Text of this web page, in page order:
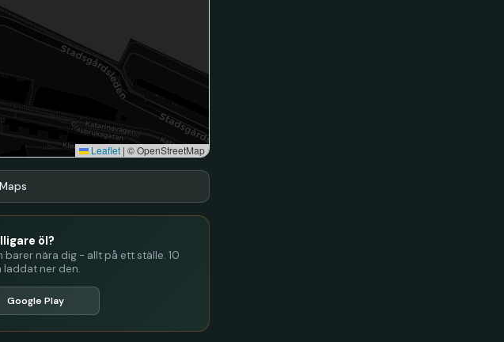
Leaflet | © OpenStreetMap
öl?
nära dig - allt på ett ställe. 10
ner den.
Google Play